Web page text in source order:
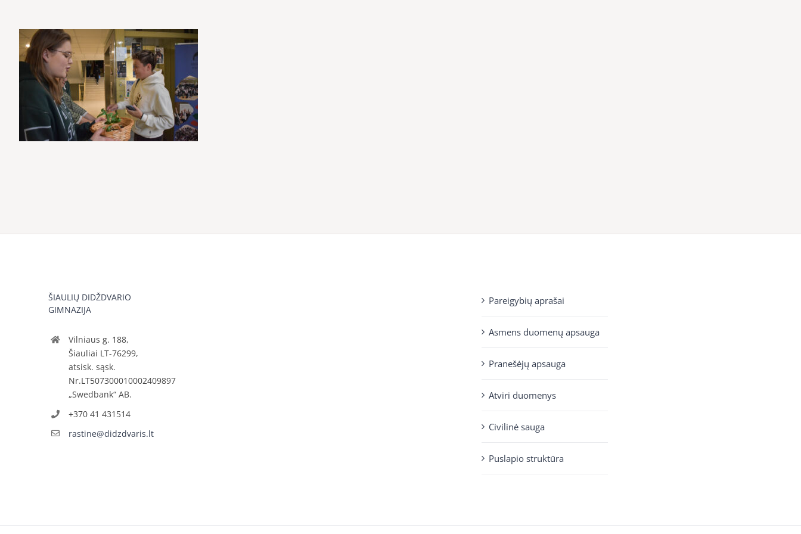
ŠIAULIŲ DIDŽDVARIO
GIMNAZIJA
Vilniaus g. 188,
Šiauliai LT-76299,
atsisk. sąsk.
Nr.LT507300010002409897
„Swedbank“ AB.
+370 41 431514
rastine@didzdvaris.lt
Pareigybių aprašai
Asmens duomenų apsauga
Pranešėjų apsauga
Atviri duomenys
Civilinė sauga
Puslapio struktūra